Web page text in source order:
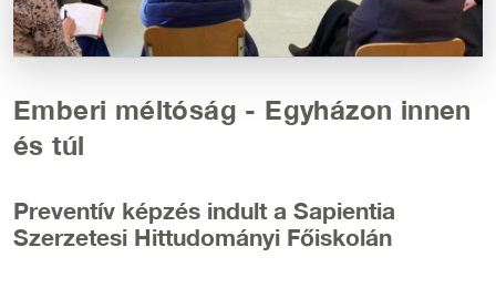
Emberi méltóság - Egyházon innen
és túl
Preventív képzés indult a Sapientia
Szerzetesi Hittudományi Főiskolán